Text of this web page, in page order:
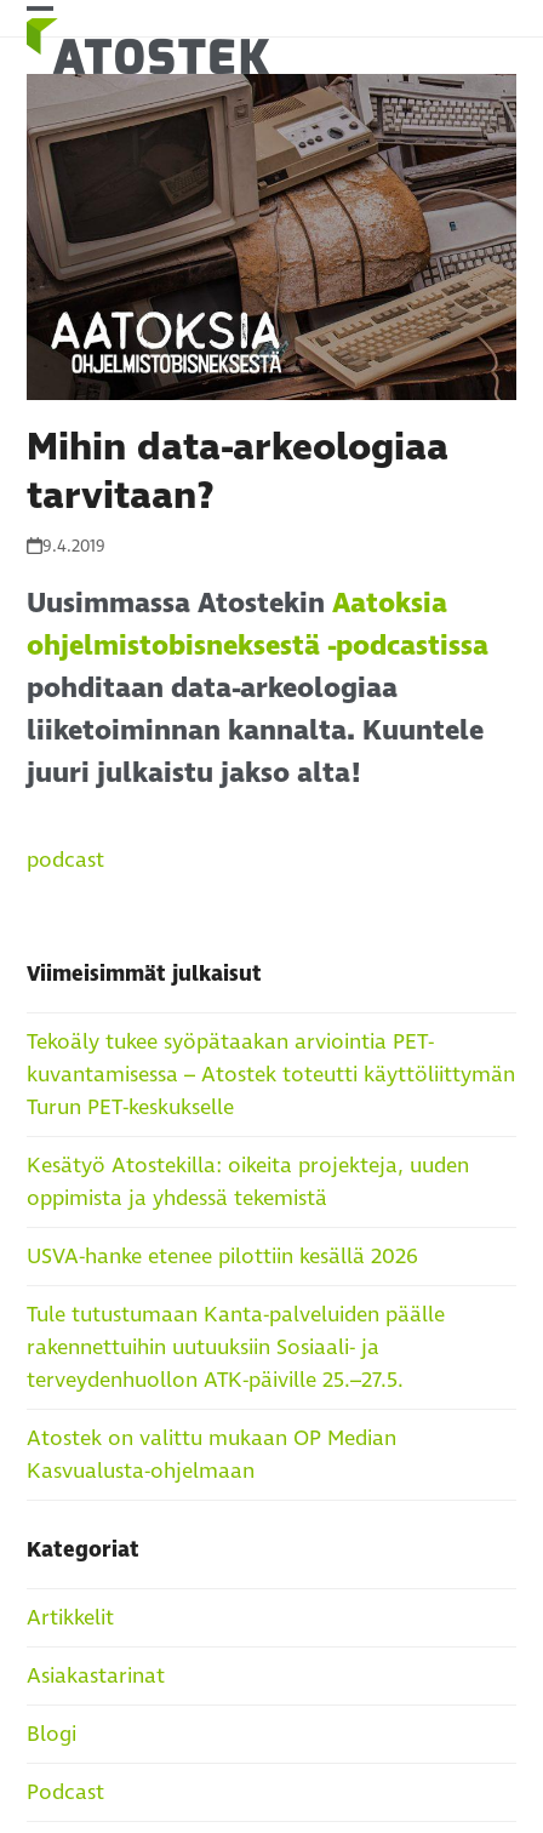
Skip
content
Open
mobile
menu
Close
mobile
menu
Mihin data-arkeologiaa
tarvitaan?
9.4.2019
Uusimmassa AtostekinAatoksia
ohjelmistobisneksestä -podcastissa
pohditaan data-arkeologiaa
liiketoiminnan kannalta. Kuuntele
juuri julkaistu jakso alta!
podcast
Viimeisimmät julkaisut
Tekoäly tukee syöpätaakan arviointia PET-
kuvantamisessa – Atostek toteutti käyttöliittymän
Turun PET-keskukselle
Kesätyö Atostekilla: oikeita projekteja, uuden
oppimista ja yhdessä tekemistä
USVA-hanke etenee pilottiin kesällä 2026
Tule tutustumaan Kanta-palveluiden päälle
rakennettuihin uutuuksiin Sosiaali- ja
terveydenhuollon ATK-päiville 25.–27.5.
Atostek on valittu mukaan OP Median
Kasvualusta-ohjelmaan
Kategoriat
Artikkelit
Asiakastarinat
Blogi
Podcast